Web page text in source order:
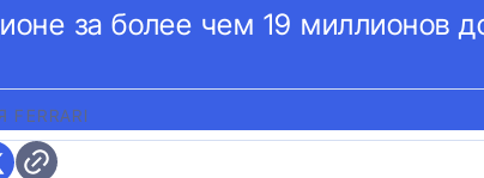
за более чем 19 миллионов